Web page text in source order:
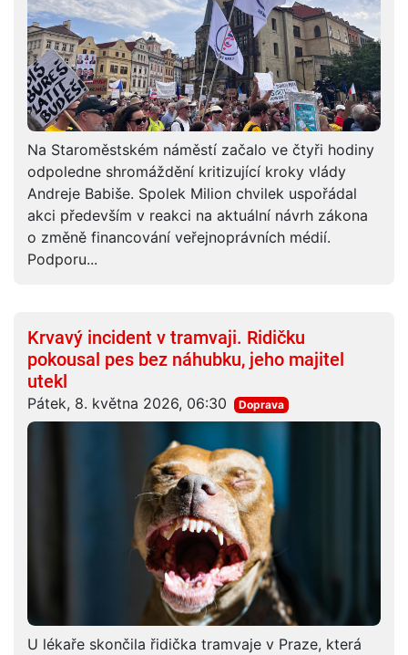
Na Staroměstském náměstí začalo ve čtyři hodiny
odpoledne shromáždění kritizující kroky vlády
Andreje Babiše. Spolek Milion chvilek uspořádal
akci především v reakci na aktuální návrh zákona
o změně financování veřejnoprávních médií.
Podporu...
Krvavý incident v tramvaji. Ridičku
pokousal pes bez náhubku, jeho majitel
utekl
Pátek, 8. května 2026, 06:30 Doprava
U lékaře skončila řidička tramvaje v Praze, která